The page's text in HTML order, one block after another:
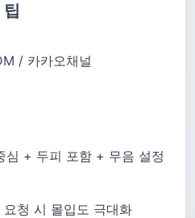
/ 카카오채널
심 + 두피 포함 + 무음 설정
청 시 몰입도 극대화